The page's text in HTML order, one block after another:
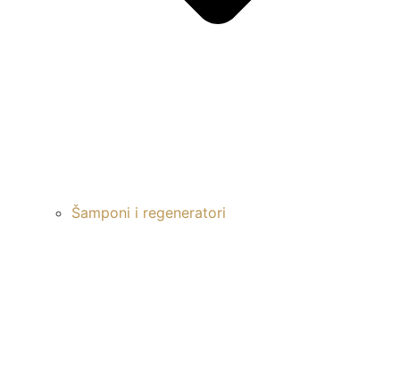
Šamponi i regeneratori